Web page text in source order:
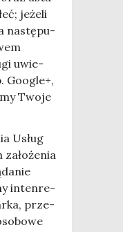
jeże­li
nastę­pu­
uwie­
Google+,
Two­je
Usług
zało­że­nia
inten­re­
prze­